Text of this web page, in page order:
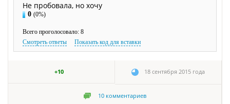
Не пробовала, но хочу
0 (0%)
Всего проголосовало: 8
Смотреть ответы
Показать код для вставки
+10 18 сентября 2015 года
10 комментариев